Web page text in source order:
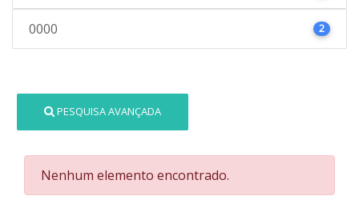
0000 2
PESQUISA AVANÇADA
Nenhum elemento encontrado.